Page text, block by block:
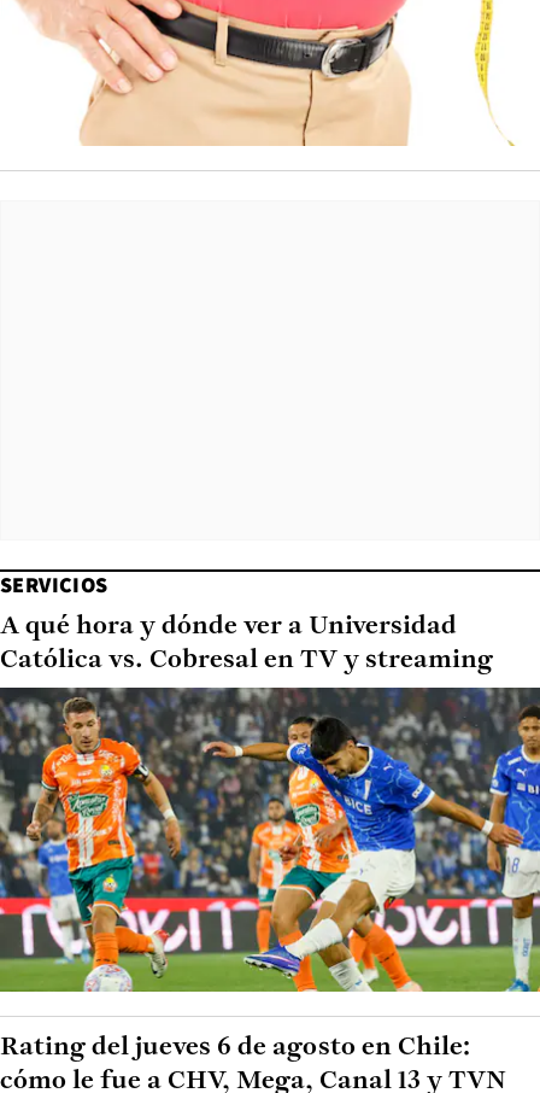
SERVICIOS
A qué hora y dónde ver a Universidad
Católica vs. Cobresal en TV y streaming
Rating del jueves 6 de agosto en Chile:
cómo le fue a CHV, Mega, Canal 13 y TVN